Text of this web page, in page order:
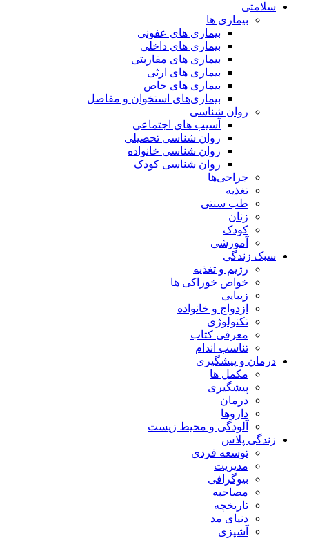
سلامتی
بیماری ها
بیماری های عفونی
بیماری های داخلی
بیماری های مقاربتی
بیماری های ارثی
بیماری های خاص
بیماری‌های استخوان و مفاصل
روان شناسی
آسیب های اجتماعی
روان شناسی تحصیلی
روان شناسی خانواده
روان شناسی کودک
جراحی‌ها
تغذیه
طب سنتی
زنان
کودک
آموزشی
سبک زندگی
رژیم و تغذیه
خواص خوراکی ها
زیبایی
ازدواج و خانواده
تکنولوژی
معرفی کتاب
تناسب اندام
درمان و پیشگیری
مکمل ها
پیشگیری
درمان
داروها
آلودگی و محیط زیست
زندگی پلاس
توسعه فردی
مدیریت
بیوگرافی
مصاحبه
تاریخچه
دنیای مد
آشپزی